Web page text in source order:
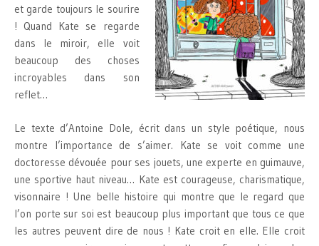
et garde toujours le sourire
! Quand Kate se regarde
dans le miroir, elle voit
beaucoup des choses
incroyables dans son
reflet…
Le texte d’Antoine Dole, écrit dans un style poétique, nous
montre l’importance de s’aimer. Kate se voit comme une
doctoresse dévouée pour ses jouets, une experte en guimauve,
une sportive haut niveau… Kate est courageuse, charismatique,
visonnaire ! Une belle histoire qui montre que le regard que
l’on porte sur soi est beaucoup plus important que tous ce que
les autres peuvent dire de nous ! Kate croit en elle. Elle croit